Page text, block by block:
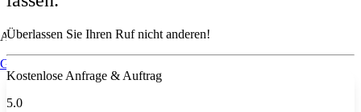
Allgemein
Google
Überlassen Sie Ihren Ruf nicht anderen!
Kostenlose Anfrage & Auftrag
5.0